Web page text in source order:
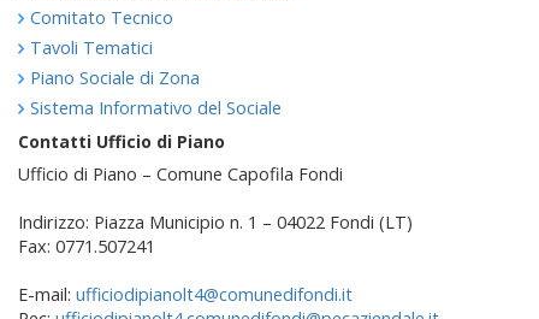
Comitato Tecnico
Tavoli Tematici
Piano Sociale di Zona
Sistema Informativo del Sociale
Contatti Ufficio di Piano
Ufficio di Piano – Comune Capofila Fondi
Indirizzo: Piazza Municipio n. 1 – 04022 Fondi (LT)
Fax: 0771.507241
E-mail: ufficiodipianolt4@comunedifondi.it